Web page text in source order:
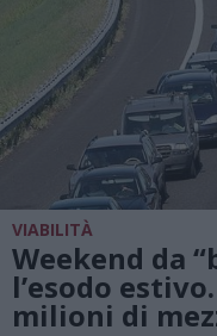
VIABILITÀ
Weekend da
l’esodo
milioni di